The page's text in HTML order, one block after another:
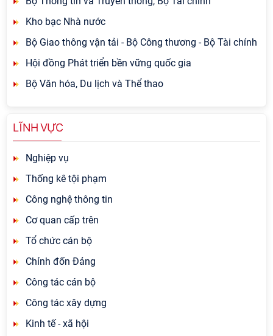
Kho bạc Nhà nước
Bộ Giao thông vận tải - Bộ Công thương - Bộ Tài chính
Hội đồng Phát triển bền vững quốc gia
Bộ Văn hóa, Du lịch và Thể thao
LĨNH VỰC
Nghiệp vụ
Thống kê tội phạm
Công nghệ thông tin
Cơ quan cấp trên
Tổ chức cán bộ
Chỉnh đốn Đảng
Công tác cán bộ
Công tác xây dựng
Kinh tế - xã hội